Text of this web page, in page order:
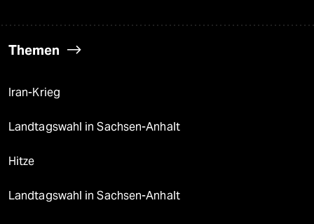
Themen
Iran-Krieg
Landtagswahl in Sachsen-Anhalt
Hitze
Landtagswahl in Sachsen-Anhalt